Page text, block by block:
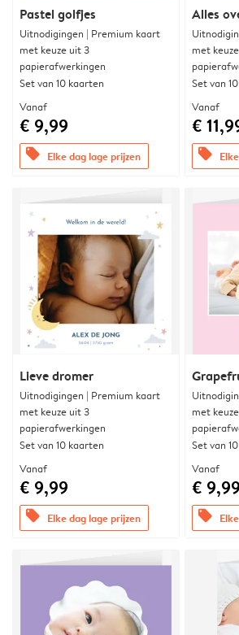
Pastel golfjes
Uitnodigingen | Premium kaart
met keuze uit 3
papierafwerkingen
Set van 10 kaarten
Vanaf
€ 9,99
offers Elke dag lage prijzen
Alles
met
Set van
Vanaf
€
offers
Lieve dromer
Uitnodigingen | Premium kaart
met keuze uit 3
papierafwerkingen
Set van 10 kaarten
Vanaf
€ 9,99
offers Elke dag lage prijzen
met
Set van
Vanaf
€ 9,99
offers